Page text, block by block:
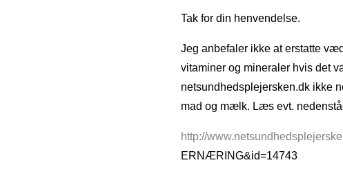
Tak for din henvendelse.
Jeg anbefaler ikke at erstatte
vitaminer og mineraler hvis det
netsundhedsplejersken.dk ikke
mad og mælk. Læs evt.
http://
ERNÆRING&id=14743